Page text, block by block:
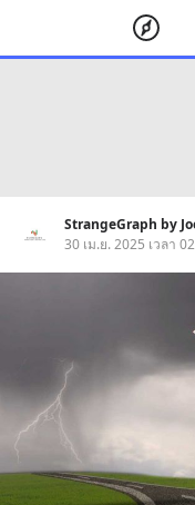
StrangeGraph by
30 เม.ย. 2025 เวลา